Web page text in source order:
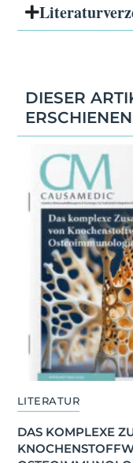
DIESER
LITERATUR
DAS KOMPLEXE